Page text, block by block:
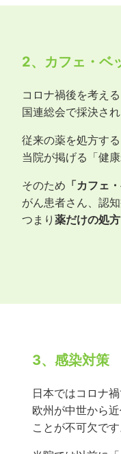
2、カフェ・ベ
コロナ禍後を考え
国連総会で採決さ
従来の薬を処方す
当院が掲げる「健
そのため 「カフェ
がん患者さん、認
つまり 薬だけの処
3、感染対策
日本ではコロナ
欧州が中世から
ことが不可欠です